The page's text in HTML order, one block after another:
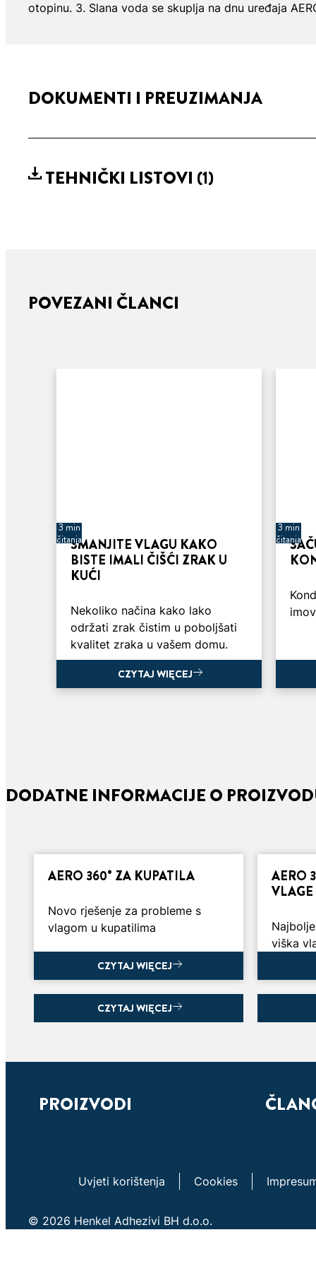
otopinu. 3. Slana voda se skuplja na dnu uređaja
DOKUMENTI I PREUZIMANJA
TEHNIČKI LISTOVI (1)
POVEZANI ČLANCI
3 min
čitanjaSMANJITE VLAGU KAKO
BISTE IMALI ČIŠĆI ZRAK U
KUĆI
Nekoliko načina kako lako
održati zrak čistim u poboljšati
kvalitet zraka u vašem domu.
CZYTAJ WIĘCEJ
3 min
čitanja
čitanjaČETIRI NAČINA DA
VIŠKA VLAGE
posljedice.
čitanja
4
nivo
DODATNE INFORMACIJE O
AERO 360° ZA KUPATILA
Novo rješenje za probleme s
vlagom u kupatilima
CZYTAJ WIĘCEJ
AERO
VLAGE
viška
PEARL TABLETE
CZYTAJ WIĘCEJ
PROIZVODI
Uvjeti korištenja Cookies
© 2026 Henkel Adhezivi BH d.o.o.